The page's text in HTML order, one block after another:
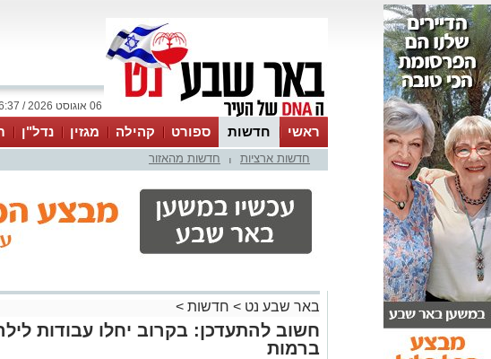
06 אוגוסט 2026 / 16:37
ראשי חדשות ספורט קהילה מגזין נדל"ן
עסקים
טיפים והמלצותחדשות ארציות חדשות מהאזור
באר שבע נט > חדשות >
חשוב להתעדכן: בקרוב יחלו עבודות
ברמות